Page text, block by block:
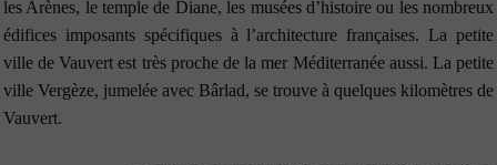
les Arènes, le temple de Diane, les musées d’histoire ou les nombreux
édifices imposants spécifiques à l’architecture françaises. La petite
ville de Vauvert est très proche de la mer Méditerranée aussi. La petite
ville Vergèze, jumelée avec Bârlad, se trouve à quelques kilomètres de
Vauvert.